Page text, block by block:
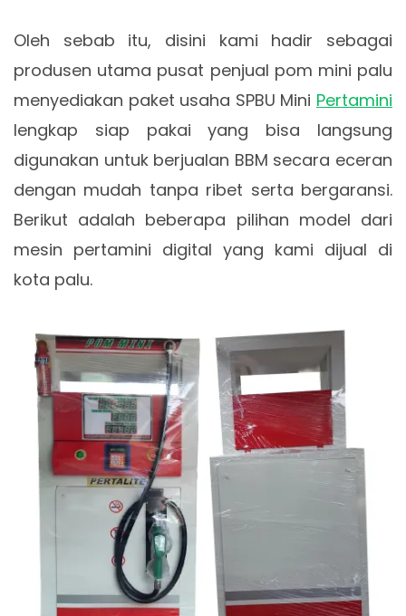
Oleh sebab itu, disini kami hadir sebagai
produsen utama pusat penjual pom mini palu
menyediakan paket usaha SPBU Mini Pertamini
lengkap siap pakai yang bisa langsung
digunakan untuk berjualan BBM secara eceran
dengan mudah tanpa ribet serta bergaransi.
Berikut adalah beberapa pilihan model dari
mesin pertamini digital yang kami dijual di
kota palu.